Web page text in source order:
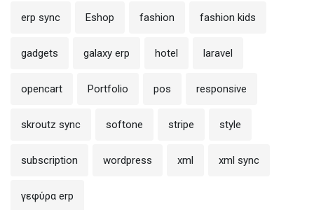
erp sync Eshop fashion fashion kids
gadgets galaxy erp hotel laravel
opencart Portfolio pos responsive
skroutz sync softone stripe style
subscription wordpress xml xml sync
γεφύρα erp